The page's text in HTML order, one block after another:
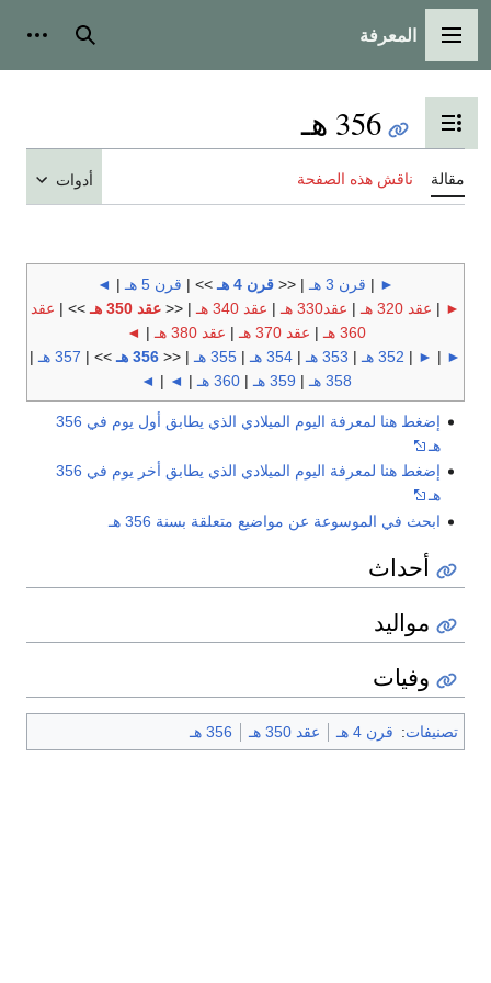
القائمة الرئيسية
المعرفة بحث
تبديل عرض جدول المحتويات
356 هـ
مقالة ناقش هذه الصفحة أدوات
►
| قرن 3 هـ | << قرن 4 هـ >> | قرن 5 هـ |
◄
►
| عقد 320 هـ | عقد330 هـ | عقد 340 هـ | << عقد 350 هـ >> | عقد
360 هـ
| عقد 370 هـ | عقد 380 هـ |
◄
►
|
►
| 352 هـ | 353 هـ | 354 هـ | 355 هـ | << 356 هـ >> | 357 هـ
|
358 هـ
| 359 هـ |360 هـ |
◄
|
◄
إضغط هنا لمعرفة اليوم الميلادي الذي يطابق أول يوم في 356
هـ
إضغط هنا لمعرفة اليوم الميلادي الذي يطابق أخر يوم في 356
هـ
ابحث في الموسوعة عن مواضيع متعلقة بسنة 356 هـ
أحداث
مواليد
وفيات
تصنيفات: قرن 4 هـ عقد 350 هـ 356 هـ